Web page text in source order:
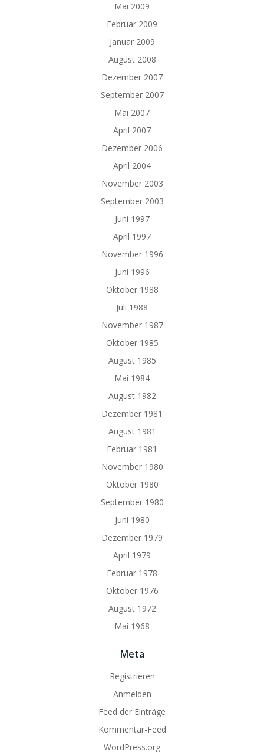
Mai 2009
Februar 2009
Januar 2009
August 2008
Dezember 2007
September 2007
Mai 2007
April 2007
Dezember 2006
April 2004
November 2003
September 2003
Juni 1997
April 1997
November 1996
Juni 1996
Oktober 1988
Juli 1988
November 1987
Oktober 1985
August 1985
Mai 1984
August 1982
Dezember 1981
August 1981
Februar 1981
November 1980
Oktober 1980
September 1980
Juni 1980
Dezember 1979
April 1979
Februar 1978
Oktober 1976
August 1972
Mai 1968
Meta
Registrieren
Anmelden
Feed der Einträge
Kommentar-Feed
WordPress.org